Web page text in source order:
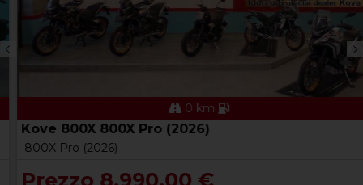
0 km
Kove 800X 800X Pro (2026)
800X Pro (2026)